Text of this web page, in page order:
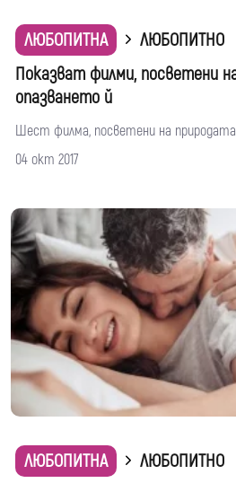
ЛЮБОПИТНА
ЛЮБОПИТНО
Показват филми, посветени
опазването й
Шест филма, посветени на
04 окт 2017
ЛЮБОПИТНА
ЛЮБОПИТНО